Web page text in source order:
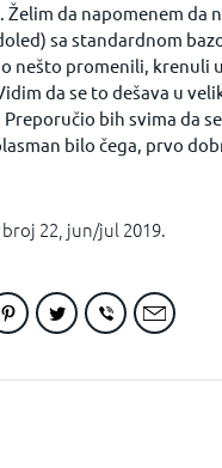
Želim da napomenem da
sa standardnom
nešto promenili, krenuli
da se to dešava u
bih svima da
bilo čega, prvo
broj 22, jun/jul 2019.